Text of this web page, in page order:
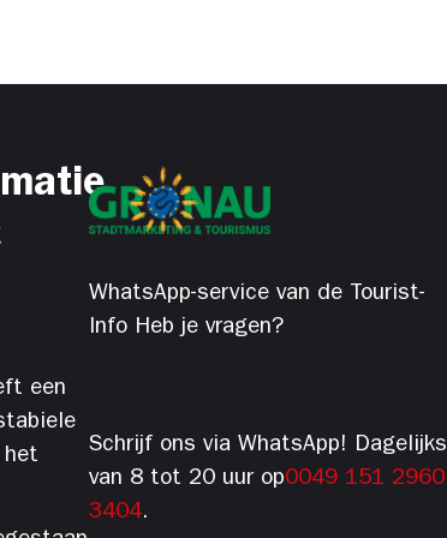
een
het
WhatsApp-service van de Tourist-
Info Heb je vragen?
Schrijf ons via WhatsApp! Dagelijks
van 8 tot 20 uur op0049 151 2960
3404.